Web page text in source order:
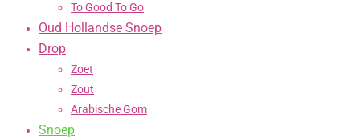
To Good To Go
Oud Hollandse Snoep
Drop
Zoet
Zout
Arabische Gom
Snoep